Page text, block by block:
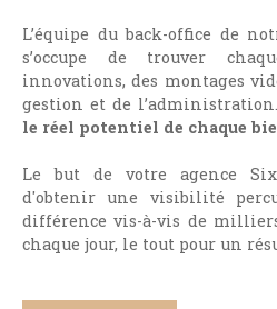
L’équipe du back-office de
s’occupe de trouver
innovations, des montages
gestion et de l’administration.
le réel potentiel de chaque
Le but de votre agence
d'obtenir une visibilité
différence vis-à-vis de
chaque jour, le tout pour un